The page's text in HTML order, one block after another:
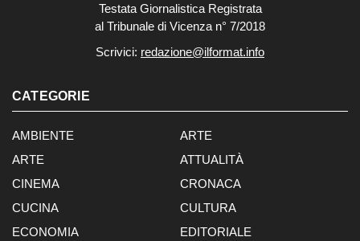
Testata Giornalistica Registrata
al Tribunale di Vicenza n° 7/2018
Scrivici: redazione@ilformat.info
CATEGORIE
AMBIENTE
ARTE
ARTE
ATTUALITÀ
CINEMA
CRONACA
CUCINA
CULTURA
ECONOMIA
EDITORIALE